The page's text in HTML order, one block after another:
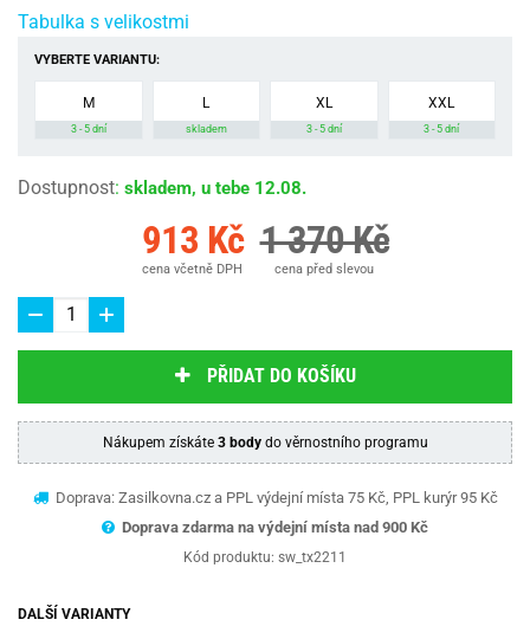
Tabulka s velikostmi
VYBERTE VARIANTU:
M
3 - 5 dní
L
skladem
XL
3 - 5 dní
XXL
3 - 5 dní
Dostupnost: skladem, u tebe 12.08.
913 Kč
cena včetně DPH
1 370 Kč
cena před slevou
PŘIDAT DO KOŠÍKU
Nákupem získáte 3 bodydo věrnostního programu
Doprava: Zasilkovna.cz a PPL výdejní místa 75 Kč, PPL kurýr 95 Kč
Doprava zdarma na výdejní místa nad 900 Kč
Kód produktu: sw_tx2211
DALŠÍ VARIANTY